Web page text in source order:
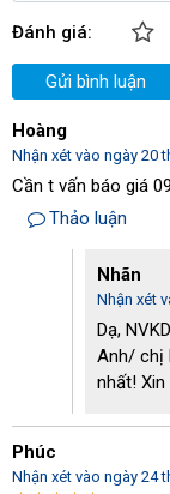
máy hủy tài liệu
mắt, Silicon PS-
điểm nổi trội.
cùng kiếm chứng
Đánh giá:
Gửi bình luận
Hoàng
Nhận xét vào ngày 20
Cần t vấn báo giá
Thảo luận
Nhãn
Nhận xét
Dạ,
Anh/ chị
nhất!
Phúc
Nhận xét vào ngày 24